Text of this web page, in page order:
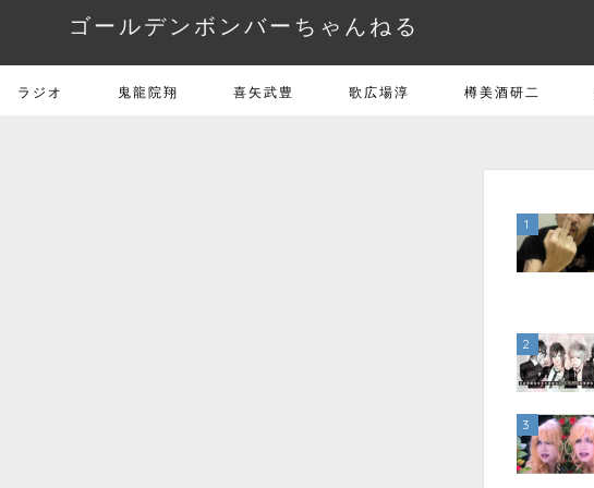
ゴールデンボンバーちゃんねる
ラジオ 鬼龍院翔 喜矢武豊 歌広場淳 樽美酒研二
1
2
3